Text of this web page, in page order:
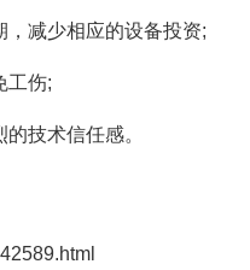
减少相应的设备投资;
工伤;
技术信任感。